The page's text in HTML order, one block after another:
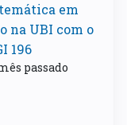
em
na UBI com o
196
passado